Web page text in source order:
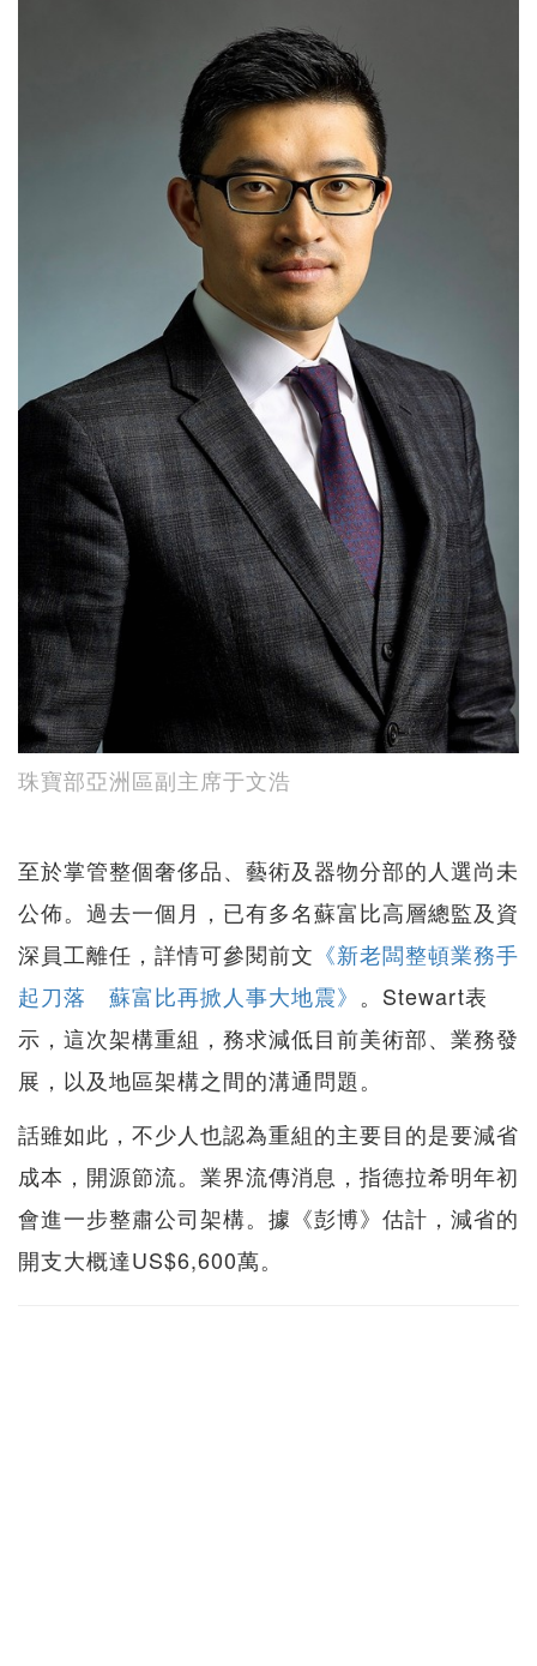
珠寶部亞洲區副主席于文浩
至於掌管整個奢侈品、藝術及器物分部的人選尚未
公佈。過去一個月，已有多名蘇富比高層總監及資
深員工離任，詳情可參閱前文 《新老闆整頓業務手
起刀落 蘇富比再掀人事大地震》 。Stewart表
示，這次架構重組，務求減低目前美術部、業務發
展，以及地區架構之間的溝通問題。
話雖如此，不少人也認為重組的主要目的是要減省
成本，開源節流。業界流傳消息，指德拉希明年初
會進一步整肅公司架構。據《彭博》估計，減省的
開支大概達US$6,600萬。